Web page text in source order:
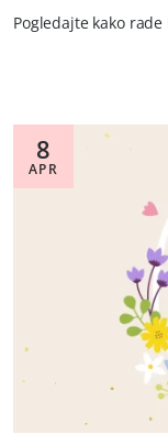
Pogledajte kako
8
APR